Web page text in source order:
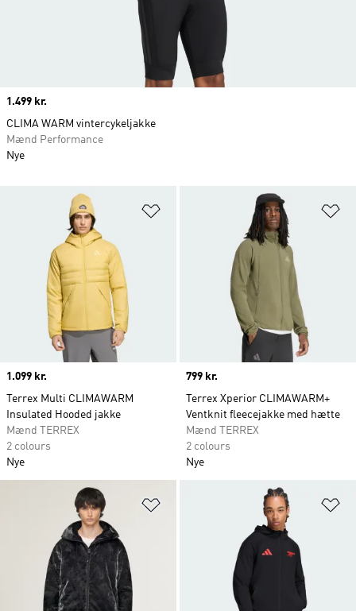
Price
1.099 kr.
Terrex Multi CLIMAWARM
Insulated Hooded jakke
Mænd TERREX
2 colours
Nye
Price
799 kr.
Terrex Xperior CLIMAWARM+
Ventknit fleecejakke med hætte
Mænd TERREX
2 colours
Nye
Price
1.499 kr.
CLIMA WARM vintercykeljakke
Mænd Performance
Nye